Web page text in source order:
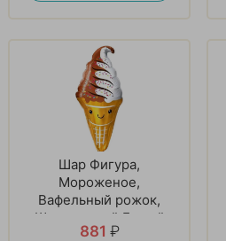
Шар Фигура,
Мороженое,
Вафельный рожок,
Шоколадный Белый
881 ₽